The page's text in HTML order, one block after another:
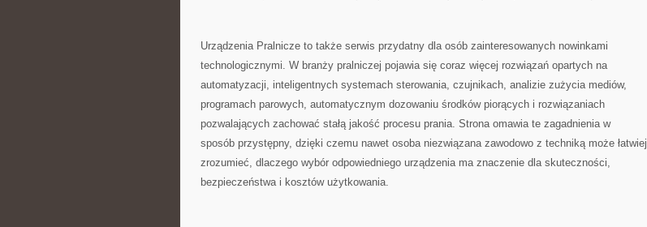
Urządzenia Pralnicze to także serwis przydatny dla osób zainteresowanych nowinkami
technologicznymi. W branży pralniczej pojawia się coraz więcej rozwiązań opartych na
automatyzacji, inteligentnych systemach sterowania, czujnikach, analizie zużycia mediów,
programach parowych, automatycznym dozowaniu środków piorących i rozwiązaniach
pozwalających zachować stałą jakość procesu prania. Strona omawia te zagadnienia w
sposób przystępny, dzięki czemu nawet osoba niezwiązana zawodowo z techniką może łatwiej
zrozumieć, dlaczego wybór odpowiedniego urządzenia ma znaczenie dla skuteczności,
bezpieczeństwa i kosztów użytkowania.